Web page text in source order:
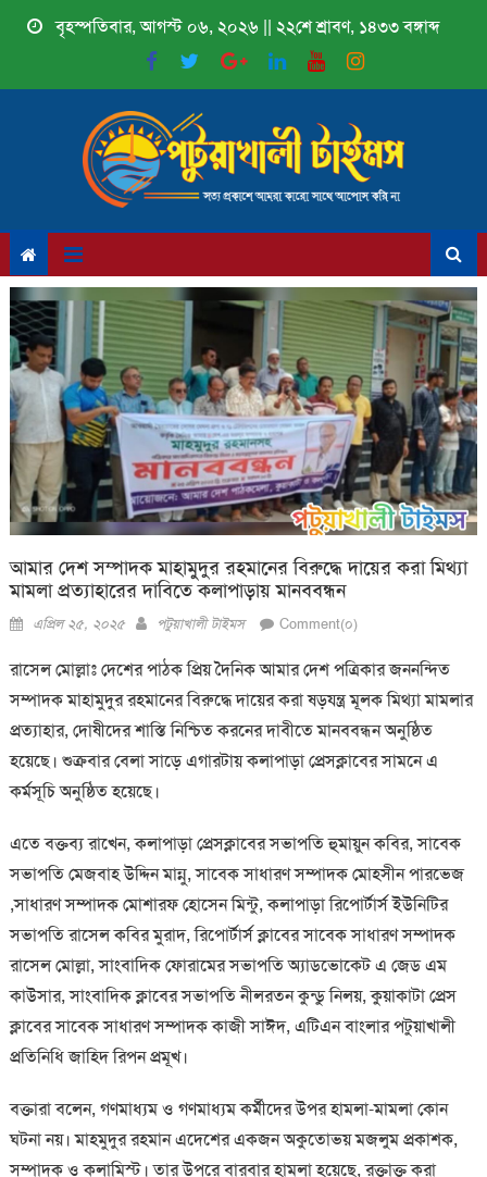
Skip
বৃহস্পতিবার, আগস্ট ০৬, ২০২৬ || ২২শে শ্রাবণ, ১৪৩৩ বঙ্গাব্দ
আমার দেশ সম্পাদক মাহামুদুর রহমানের বিরুদ্ধে দায়ের করা মিথ্যা
মামলা প্রত্যাহারের দাবিতে কলাপাড়ায় মানববন্ধন
Posted
এপ্রিল ২৫, ২০২৫ Author
পটুয়াখালী টাইমস Comment(০)
রাসেল মোল্লাঃ দেশের পাঠক প্রিয় দৈনিক আমার দেশ পত্রিকার জননন্দিত
সম্পাদক মাহামুদুর রহমানের বিরুদ্ধে দায়ের করা ষড়যন্ত্র মূলক মিথ্যা মামলার
প্রত্যাহার, দোষীদের শাস্তি নিশ্চিত করনের দাবীতে মানববন্ধন অনুষ্ঠিত
হয়েছে। শুক্রবার বেলা সাড়ে এগারটায় কলাপাড়া প্রেসক্লাবের সামনে এ
কর্মসূচি অনুষ্ঠিত হয়েছে।
এতে বক্তব্য রাখেন, কলাপাড়া প্রেসক্লাবের সভাপতি হুমায়ুন কবির, সাবেক
সভাপতি মেজবাহ উদ্দিন মান্নু, সাবেক সাধারণ সম্পাদক মোহসীন পারভেজ
,সাধারণ সম্পাদক মোশারফ হোসেন মিন্টু, কলাপাড়া রিপোর্টার্স ইউনিটির
সভাপতি রাসেল কবির মুরাদ, রিপোর্টার্স ক্লাবের সাবেক সাধারণ সম্পাদক
রাসেল মোল্লা, সাংবাদিক ফোরামের সভাপতি অ্যাডভোকেট এ জেড এম
কাউসার, সাংবাদিক ক্লাবের সভাপতি নীলরতন কুন্ডু নিলয়, কুয়াকাটা প্রেস
ক্লাবের সাবেক সাধারণ সম্পাদক কাজী সাঈদ, এটিএন বাংলার পটুয়াখালী
প্রতিনিধি জাহিদ রিপন প্রমূখ।
বক্তারা বলেন, গণমাধ্যম ও গণমাধ্যম কর্মীদের উপর হামলা-মামলা কোন
ঘটনা নয়। মাহমুদুর রহমান এদেশের একজন অকুতোভয় মজলুম প্রকাশক,
সম্পাদক ও কলামিস্ট। তার উপরে বারবার হামলা হয়েছে, রক্তাক্ত করা